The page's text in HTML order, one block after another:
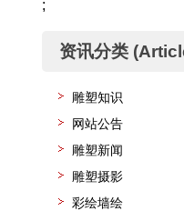
;
资讯分类
雕塑知识
网站公告
雕塑新闻
雕塑摄影
彩绘墙绘